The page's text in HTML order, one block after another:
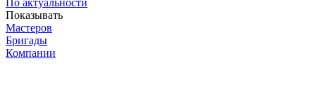
По актуальности
Показывать
Мастеров
Бригады
Компании